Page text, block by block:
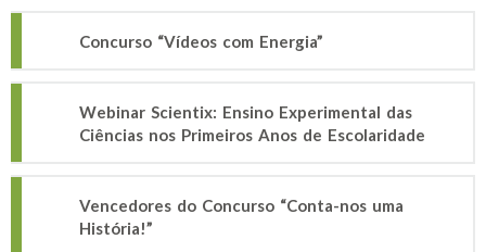
Concurso “Vídeos com Energia”
Webinar Scientix: Ensino Experimental das
Ciências nos Primeiros Anos de Escolaridade
Vencedores do Concurso “Conta-nos uma
História!”